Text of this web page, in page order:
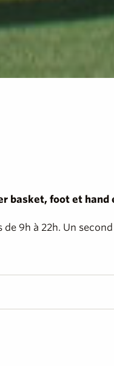
basket, foot et
9h à 22h. Un